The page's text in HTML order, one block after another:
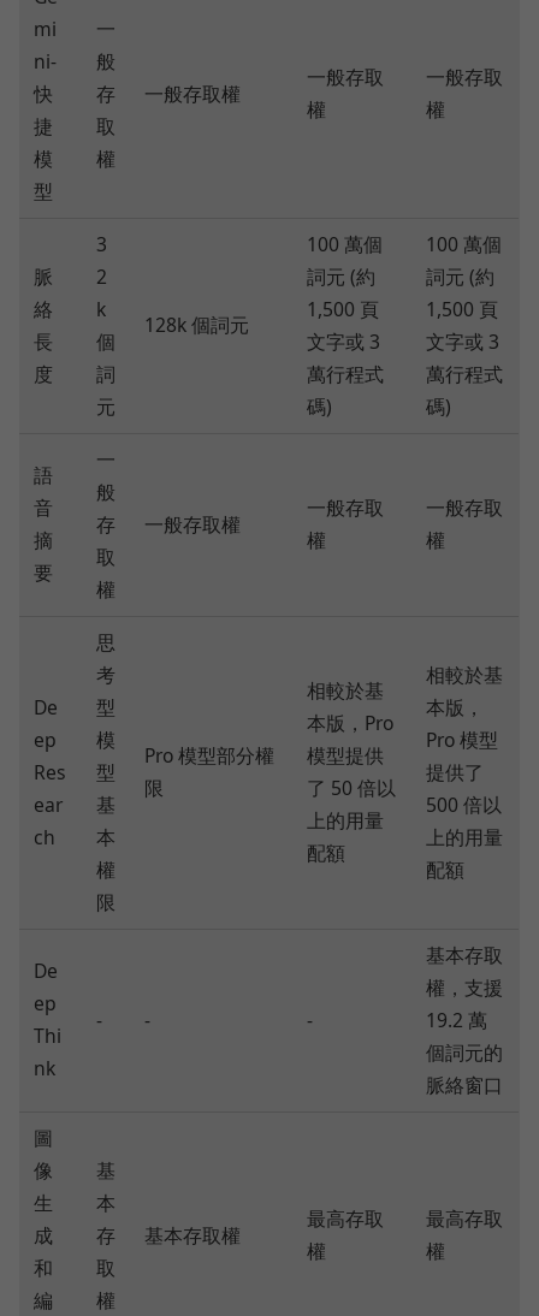
mi
ni-
快
捷
模
型
一
般
存
取
權
一般存取權
一般存取
權
一般存取
權
脈
絡
長
度
3
2
k
個
詞
元
128k 個詞元
100 萬個
詞元 (約
1,500 頁
文字或 3
萬行程式
碼)
100 萬個
詞元 (約
1,500 頁
文字或 3
萬行程式
碼)
語
音
摘
要
一
般
存
取
權
一般存取權
一般存取
權
一般存取
權
De
ep
Res
ear
ch
思
考
型
模
型
基
本
權
限
Pro 模型部分權
限
相較於基
本版，Pro
模型提供
了 50 倍以
上的用量
配額
相較於基
本版，
Pro 模型
提供了
500 倍以
上的用量
配額
De
ep
Thi
nk
- - -
基本存取
權，支援
19.2 萬
個詞元的
脈絡窗口
圖
像
生
成
和
編
基
本
存
取
權
基本存取權
最高存取
權
最高存取
權